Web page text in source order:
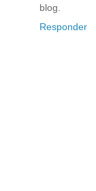
blog.
Responder